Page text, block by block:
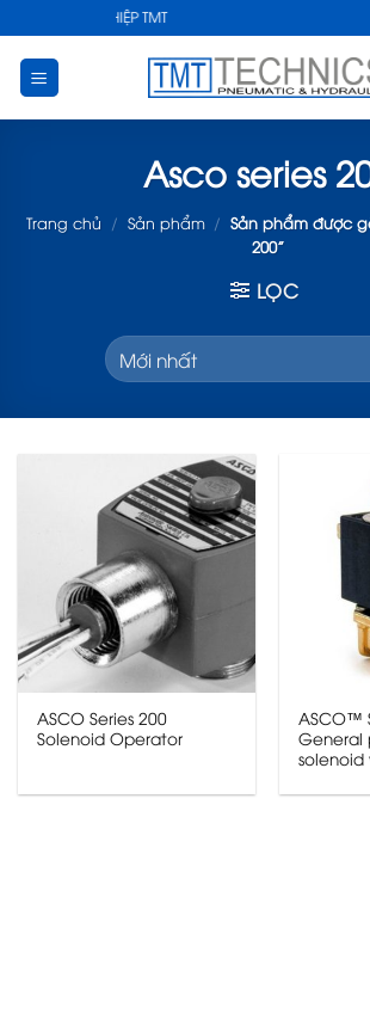
to
content
CÔNG NGHIỆP TMT
Asco series
Trang chủ / Sản phẩm / Sản phẩm được
200”
LỌC
ASCO Series 200
Solenoid Operator
ASCO™
General
solenoid